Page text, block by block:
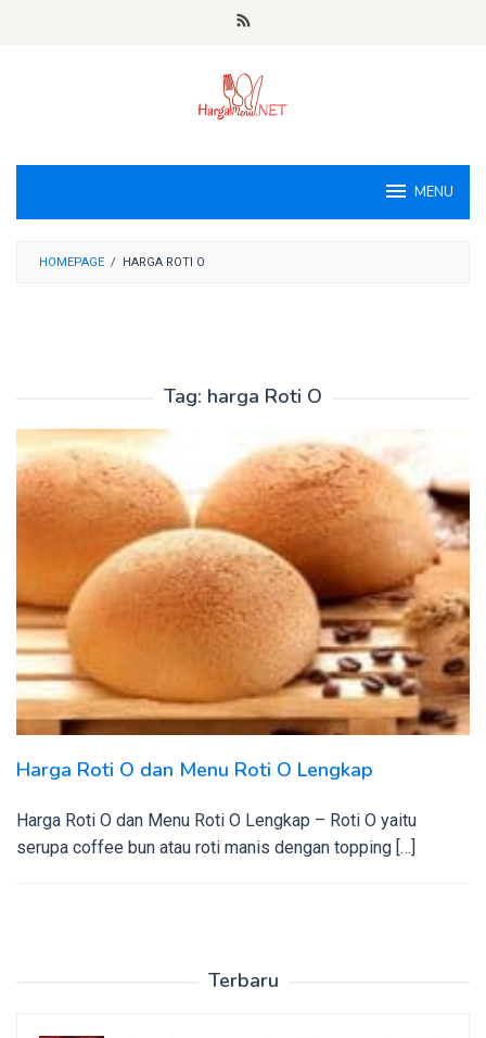
MENU
HOMEPAGE / HARGA ROTI O
Tag: harga Roti O
Harga Roti O dan Menu Roti O Lengkap
Harga Roti O dan Menu Roti O Lengkap – Roti O yaitu
serupa coffee bun atau roti manis dengan topping […]
Terbaru